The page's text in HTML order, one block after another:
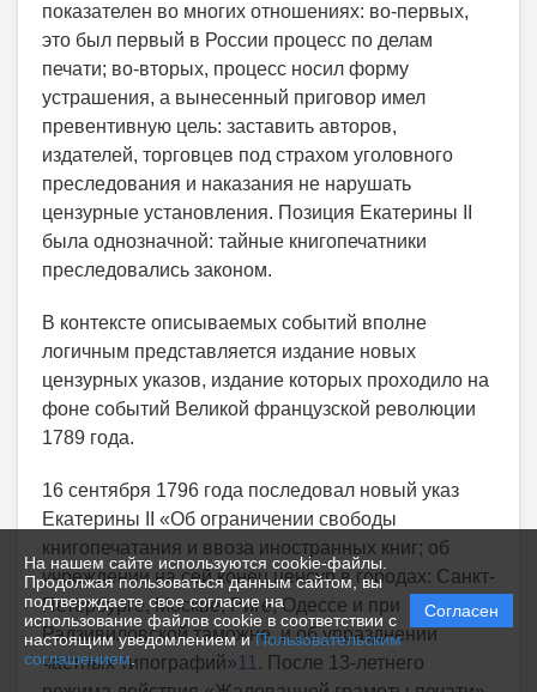
На нашем сайте используются cookie-файлы.
Продолжая пользоваться данным сайтом, вы
подтверждаете свое согласие на
использование файлов cookie в соответствии с
настоящим уведомлением иПользовательским
соглашением.
Согласен
показателен во многих отношениях: во-первых,
это был первый в России процесс по делам
печати; во-вторых, процесс носил форму
устрашения, а вынесенный приговор имел
превентивную цель: заставить авторов,
издателей, торговцев под страхом уголовного
преследования и наказания не нарушать
цензурные установления. Позиция Екатерины II
была однозначной: тайные книгопечатники
преследовались законом.
В контексте описываемых событий вполне
логичным представляется издание новых
цензурных указов, издание которых проходило на
фоне событий Великой французской революции
1789 года.
16 сентября 1796 года последовал новый указ
Екатерины II «Об ограничении свободы
книгопечатания и ввоза иностранных книг; об
учреждении на сей конец ценсур в городах: Санкт-
Петербурге, Москве, Риге, Одессе и при
Радзивиловской таможне, и об упразднении
частных типографий»11 . После 13-летнего